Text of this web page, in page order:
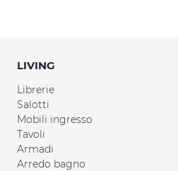
LIVING
Librerie
Salotti
Mobili ingresso
Tavoli
Armadi
Arredo bagno